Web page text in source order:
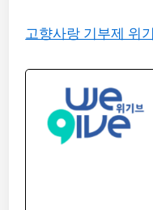
고향사랑 기부제 위